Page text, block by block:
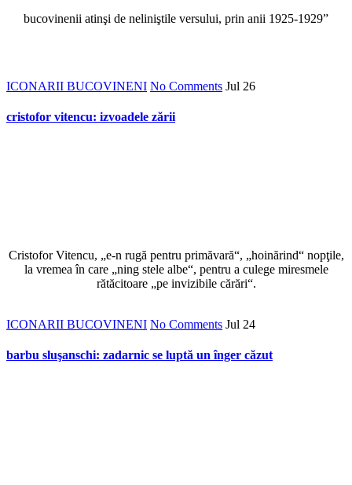
buco­vinenii atinşi de neliniştile versului, prin anii 1925-1929”
ICONARII BUCOVINENI No Comments Jul 26
cristofor vitencu: izvoadele zării
Cristofor Vitencu, „e-n rugă pentru primăvară“, „hoinărind“ nopţile,
la vremea în care „ning stele albe“, pentru a culege miresmele
rătăcitoare „pe invizibile cărări“.
ICONARII BUCOVINENI No Comments Jul 24
barbu sluşanschi: zadarnic se luptă un înger căzut